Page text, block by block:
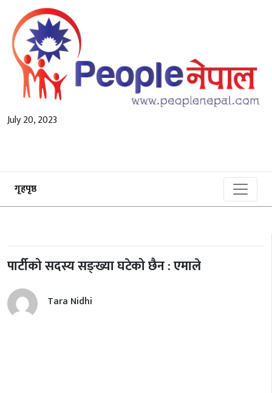
July 20, 2023
गृहपृष्ठ
पार्टीको सदस्य सङ्ख्या घटेको छैन : एमाले
Tara Nidhi